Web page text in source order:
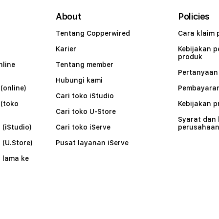
lama ke
About
Tentang Copperwired
Karier
Tentang member
Hubungi kami
Cari toko iStudio
Cari toko U-Store
Cari toko iServe
Pusat layanan iServe
Policies
Cara klaim
Kebijakan
produk
Pertanyaan
Kebijakan
Syarat dan
perusahaan